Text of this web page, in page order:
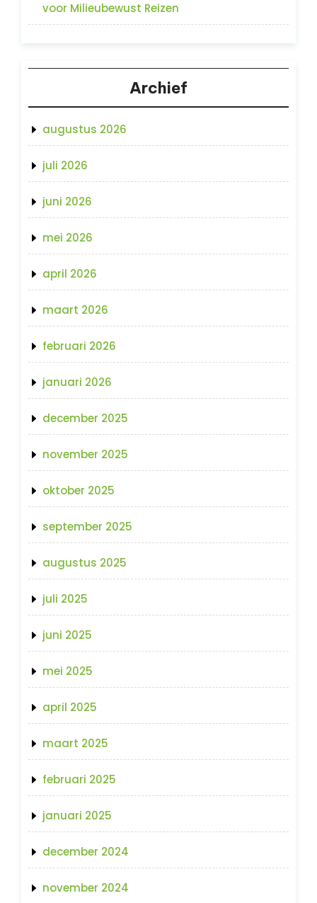
voor Milieubewust Reizen
Archief
augustus 2026
juli 2026
juni 2026
mei 2026
april 2026
maart 2026
februari 2026
januari 2026
december 2025
november 2025
oktober 2025
september 2025
augustus 2025
juli 2025
juni 2025
mei 2025
april 2025
maart 2025
februari 2025
januari 2025
december 2024
november 2024